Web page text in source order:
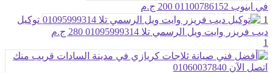
في ابنوب 01100786152
200 ج.م
1
توكيل
ديب فريزر وايت ويل الرسمي تلا 01095999314
280 ج.م
1